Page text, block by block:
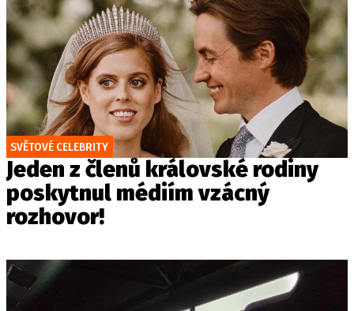
SVĚTOVÉ CELEBRITY
Jeden z členů královské rodiny
poskytnul médiím vzácný
rozhovor!